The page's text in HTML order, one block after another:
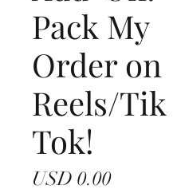
Pack My
Order on
Reels/Tik
Tok!
USD 0.00Precio